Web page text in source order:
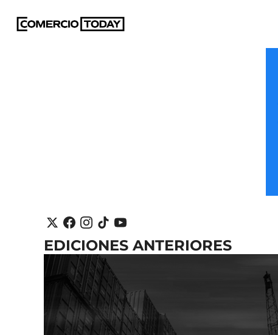
EDICIONES ANTERIORES